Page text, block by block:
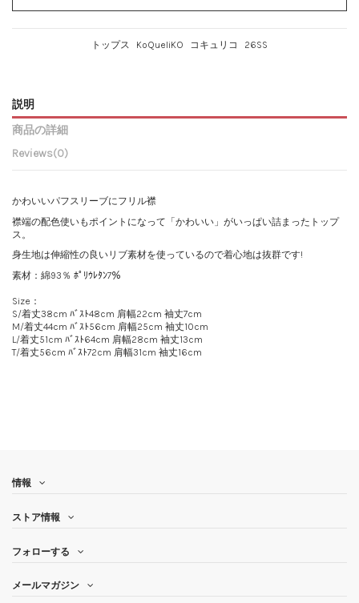
トップス KoQueliKO コキュリコ 26SS
説明
商品の詳細
Reviews(0)
かわいいパフスリーブにフリル襟
襟端の配色使いもポイントになって「かわいい」がいっぱい詰まったトップ
ス。
身生地は伸縮性の良いリブ素材を使っているので着心地は抜群です!
素材：綿93％ ﾎﾟﾘｳﾚﾀﾝ7％
Size：
S/着丈38cm ﾊﾞｽﾄ48cm 肩幅22cm 袖丈7cm
M/着丈44cm ﾊﾞｽﾄ56cm 肩幅25cm 袖丈10cm
L/着丈51cm ﾊﾞｽﾄ64cm 肩幅28cm 袖丈13cm
T/着丈56cm ﾊﾞｽﾄ72cm 肩幅31cm 袖丈16cm
情報
ストア情報
フォローする
メールマガジン